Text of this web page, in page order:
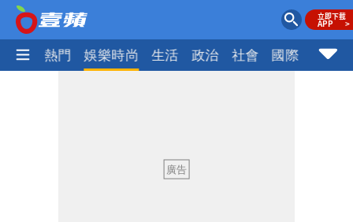
焦點 熱門 娛樂時尚 生活 政治 社會 國際 財經